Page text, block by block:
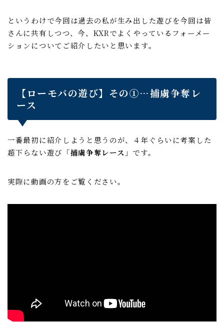
というわけで今回は過去の私が生み出した遊びを今回は皆
さんに共有しつつ、今、KXRでよくやっているフォーメー
ションについてご紹介したいと思います。
【ローモバの遊び】その①…捕虜争奪レ
ース
一番最初に紹介しようと思うのが、４年ぐらいに考案した
超下らない遊び「捕虜争奪レース 」です。
実際に動画の方をご覧ください。